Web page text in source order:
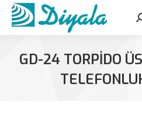
GD-24 TORPIDO